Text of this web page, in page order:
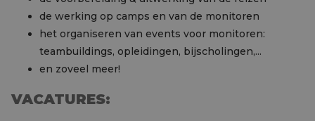
de werking op camps en van de monitoren
het organiseren van events voor monitoren:
teambuildings, opleidingen, bijscholingen,...
en zoveel meer!
VACATURES: